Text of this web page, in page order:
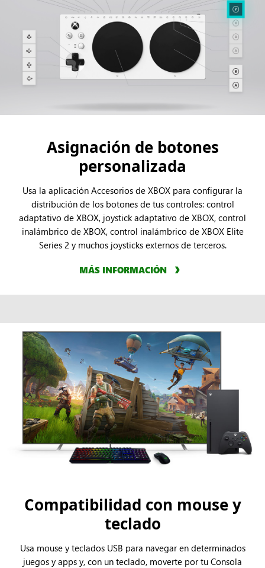
Asignación de botones
personalizada
Usa la aplicación Accesorios de XBOX para configurar la
distribución de los botones de tus controles: control
adaptativo de XBOX, joystick adaptativo de XBOX, control
inalámbrico de XBOX, control inalámbrico de XBOX Elite
Series 2 y muchos joysticks externos de terceros.
MÁS INFORMACIÓN
Compatibilidad con mouse y
teclado
Usa mouse y teclados USB para navegar en determinados
juegos y apps y, con un teclado, moverte por tu Consola